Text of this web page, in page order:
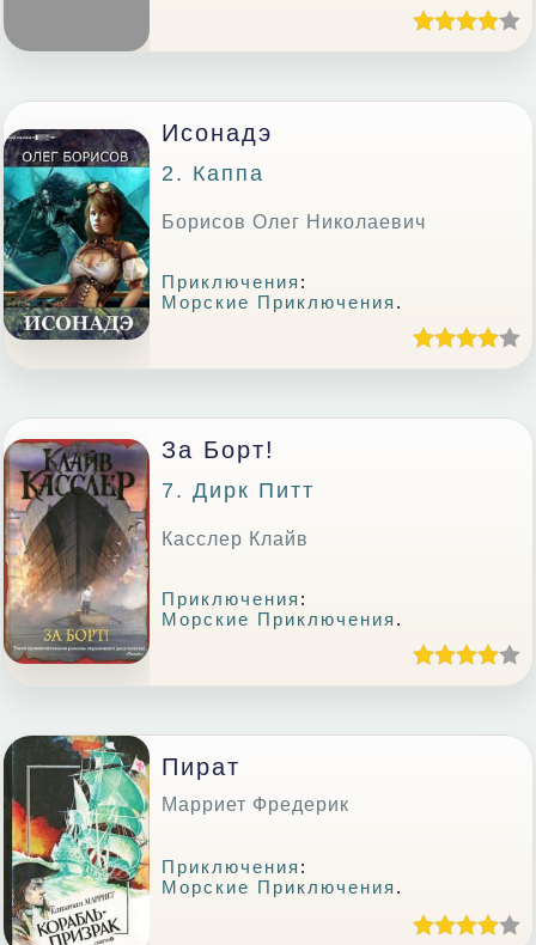
Исонадэ
2. Каппа
Борисов Олег Николаевич
Приключения :
Морские Приключения .
За Борт!
7. Дирк Питт
Касслер Клайв
Приключения :
Морские Приключения .
Пират
Марриет Фредерик
Приключения :
Морские Приключения .